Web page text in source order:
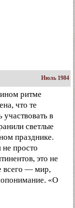
Июль 1984
ритме
что те
в
светлые
празднике.
просто
это не
всего — мир,
«О